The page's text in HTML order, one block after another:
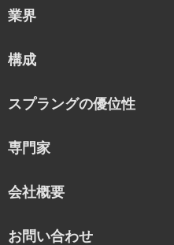
業界
構成
スプラングの優位性
専門家
会社概要
お問い合わせ